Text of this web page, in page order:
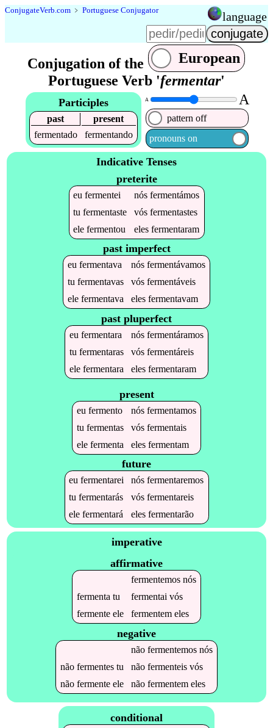
ConjugateVerb.com ﹥ Portuguese Conjugator language
Conjugation of the
European
Portuguese Verb 'fermentar'
Participles
past
present
fermentado
fermentando
A A
pattern off
pronouns on
Indicative Tenses
preterite
eufermentei nósfermentámos
tufermentaste vósfermentastes
elefermentou elesfermentaram
past imperfect
eu fermentava nós fermentávamos
tu fermentavas vós fermentáveis
ele fermentava eles fermentavam
past pluperfect
eu fermentara nós fermentáramos
tu fermentaras vós fermentáreis
ele fermentara eles fermentaram
present
eu fermento nós fermentamos
tu fermentas vós fermentais
ele fermenta eles fermentam
future
eufermentarei nósfermentaremos
tufermentarás vósfermentareis
elefermentará elesfermentarão
imperative
affirmative
fermentemosnós
fermenta tu fermentai vós
fermenteele fermentemeles
negative
não fermentemosnós
não fermentestu não fermenteisvós
não fermenteele não fermentemeles
conditional